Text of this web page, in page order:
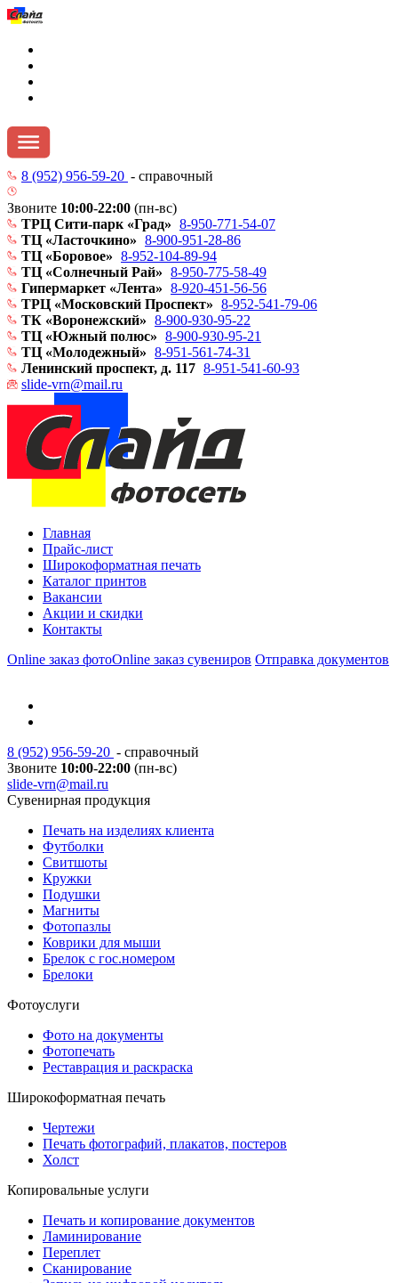
8 (952) 956-59-20 - справочный
Звоните 10:00-22:00 (пн-вс)
ТРЦ Сити-парк «Град» 8-950-771-54-07
ТЦ «Ласточкино» 8-900-951-28-86
ТЦ «Боровое» 8-952-104-89-94
ТЦ «Солнечный Рай» 8-950-775-58-49
Гипермаркет «Лента» 8-920-451-56-56
ТРЦ «Московский Проспект» 8-952-541-79-06
ТК «Воронежский» 8-900-930-95-22
ТЦ «Южный полюс» 8-900-930-95-21
ТЦ «Молодежный» 8-951-561-74-31
Ленинский проспект, д. 117 8-951-541-60-93
slide-vrn@mail.ru
Главная
Прайс-лист
Широкоформатная печать
Каталог принтов
Вакансии
Акции и скидки
Контакты
Online заказ фотоOnline заказ сувениров Отправка документов
8 (952) 956-59-20 - справочный
Звоните 10:00-22:00 (пн-вс)
slide-vrn@mail.ru
Сувенирная продукция
Печать на изделиях клиента
Футболки
Свитшоты
Кружки
Подушки
Магниты
Фотопазлы
Коврики для мыши
Брелок с гос.номером
Брелоки
Фотоуслуги
Фото на документы
Фотопечать
Реставрация и раскраска
Широкоформатная печать
Чертежи
Печать фотографий, плакатов, постеров
Холст
Копировальные услуги
Печать и копирование документов
Ламинирование
Переплет
Сканирование